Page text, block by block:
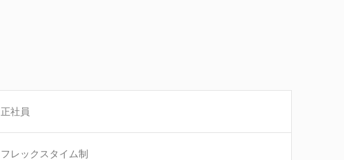
正社員
フレックスタイム制